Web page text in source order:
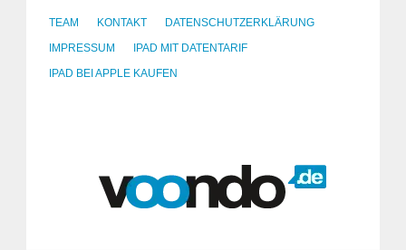
TEAM KONTAKT
DATENSCHUTZERKLÄRUNG
IMPRESSUM
IPAD MIT DATENTARIF
IPAD BEI APPLE KAUFEN